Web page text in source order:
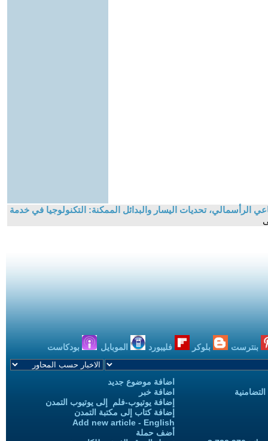
الرأسمالي، تحديات اليسار والبدائل الممكنة: التكنولوجيا في خدمة
بنترست بلوكر فليبورد الموبايل بودكاست
اضافة موضوع جديد
اضافة خبر
إضافة يوتيوب-فلم إلى يوتيوب التمدن
إضافة كتاب إلى مكتبة التمدن
Add new article - English
أضف حملة